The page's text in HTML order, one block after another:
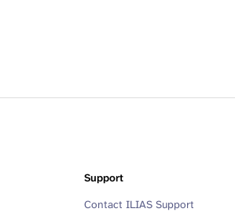
Support
Contact ILIAS Support